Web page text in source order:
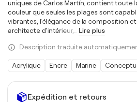
Expédition et retours
uniques de Carlos Martín, contient toute
couleur que seules les plages sont
vibrantes, l'élégance de la composition
architecte d'intérieur,
Lire plus
Description traduite
Acrylique Encre Marine